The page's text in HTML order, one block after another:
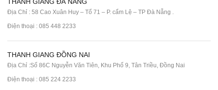
THANH GIANG ĐÀ NẴNG
Địa Chỉ : 58 Cao Xuân Huy – Tổ 71 – P. cẩm Lệ – TP Đà Nẵng .
Điện thoại : 085 448 2233
THANH GIANG ĐỒNG NAI
Địa Chỉ :Số 86C Nguyễn Văn Tiên, Khu Phố 9, Tân Triều, Đồng Nai
Điện thoại : 085 224 2233